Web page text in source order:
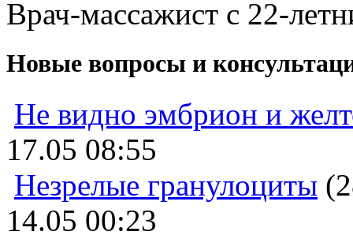
Врач-массажист с 22-
Новые вопросы и
Не видно эмбрион и
17.05 08:55
Незрелые гранулоциты
14.05 00:23